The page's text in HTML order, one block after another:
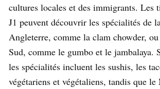
cultures locales et des immigrants. Les
J1 peuvent découvrir les spécialités de
Angleterre, comme la clam chowder, ou
Sud, comme le gumbo et le jambalaya.
les spécialités incluent les sushis, les
végétariens et végétaliens, tandis que